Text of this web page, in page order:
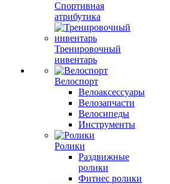
Спортивная
атрибутика
Тренировочный
инвентарь
Велоспорт
Велоаксессуары
Велозапчасти
Велосипеды
Инструменты
Ролики
Раздвижные
ролики
Фитнес ролики